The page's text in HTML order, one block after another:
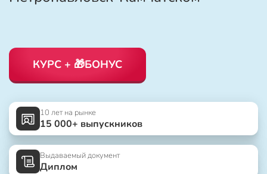
КУРС + 🎁БОНУС
10 лет на рынке
15 000+ выпускников
Выдаваемый документ
Диплом